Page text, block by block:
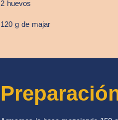
2 huevos
120 g de majar